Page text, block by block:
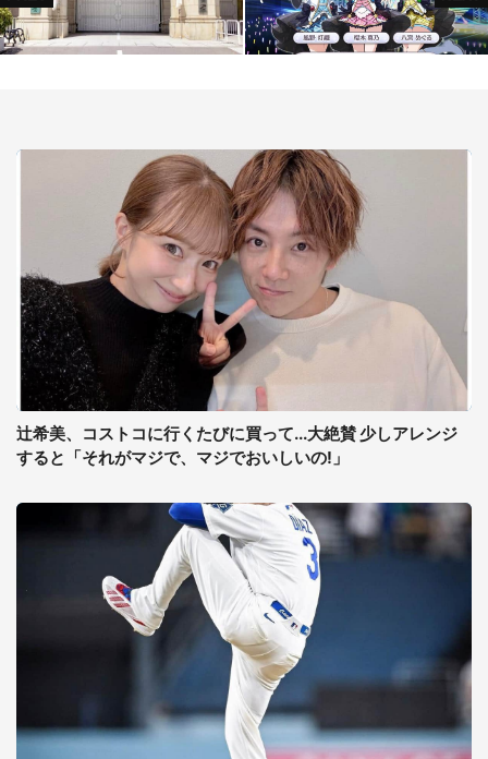
辻希美、コストコに行くたびに買って...大絶賛 少しアレンジ
すると「それがマジで、マジでおいしいの!」